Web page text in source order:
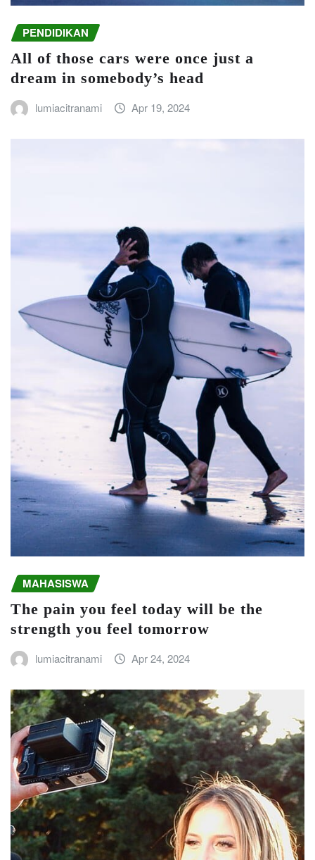
PENDIDIKAN
All of those cars were once just a
dream in somebody’s head
lumiacitranami Apr 19, 2024
MAHASISWA
The pain you feel today will be the
strength you feel tomorrow
lumiacitranami Apr 24, 2024